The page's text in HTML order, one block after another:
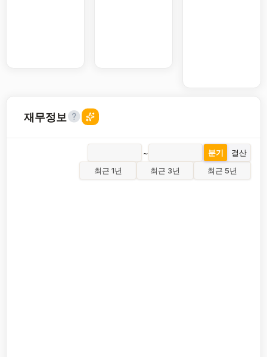
재무정보
~ 분기
결산
최근 1년
최근 3년 최근 5년